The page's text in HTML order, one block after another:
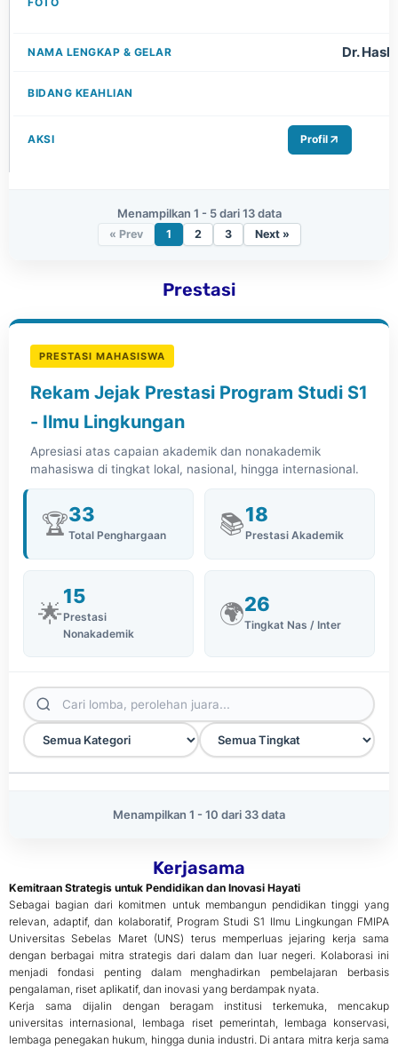
Dr.
Profil
Menampilkan 1 - 5 dari 13 data
« Prev 1 2 3 Next »
Prestasi
PRESTASI MAHASISWA
Rekam Jejak Prestasi Program Studi S1
- Ilmu Lingkungan
Apresiasi atas capaian akademik dan nonakademik
mahasiswa di tingkat lokal, nasional, hingga internasional.
🏆33
Total Penghargaan 📚18
Prestasi Akademik
🌟
15
Prestasi
Nonakademik
🌍26
Tingkat Nas / Inter
Menampilkan 1 - 10 dari 33 data
Kerjasama
Kemitraan Strategis untuk Pendidikan dan Inovasi Hayati
Sebagai bagian dari komitmen untuk membangun pendidikan tinggi yang
relevan, adaptif, dan kolaboratif, Program Studi S1 Ilmu Lingkungan FMIPA
Universitas Sebelas Maret (UNS) terus memperluas jejaring kerja sama
dengan berbagai mitra strategis dari dalam dan luar negeri. Kolaborasi ini
menjadi fondasi penting dalam menghadirkan pembelajaran berbasis
pengalaman, riset aplikatif, dan inovasi yang berdampak nyata.
Kerja sama dijalin dengan beragam institusi terkemuka, mencakup
universitas internasional, lembaga riset pemerintah, lembaga konservasi,
lembaga penegakan hukum, hingga dunia industri. Di antara mitra kerja sama